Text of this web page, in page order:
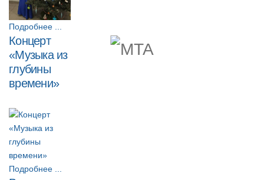
Подробнее ...
Концерт
«Музыка из
глубины
времени»
Подробнее ...